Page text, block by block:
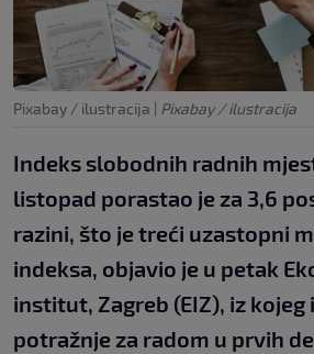
Pixabay / ilustracija | Pixabay / ilustracija
Indeks slobodnih radnih
listopad porastao je za 3,6
razini, što je treći uzastopni
indeksa, objavio je u petak
institut, Zagreb (EIZ), iz
potražnje za radom u prvih